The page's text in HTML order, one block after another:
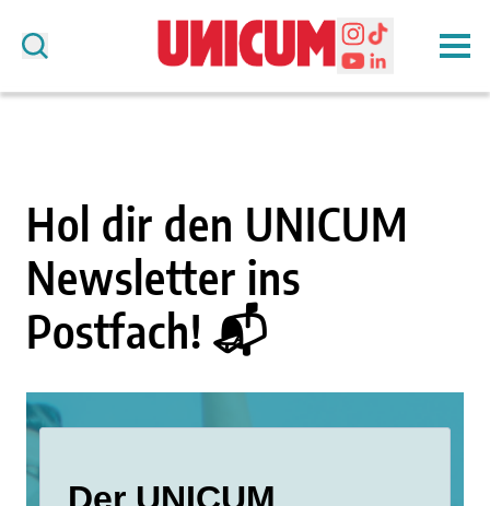
Hol dir den UNICUM
Newsletter ins
Postfach! 📬